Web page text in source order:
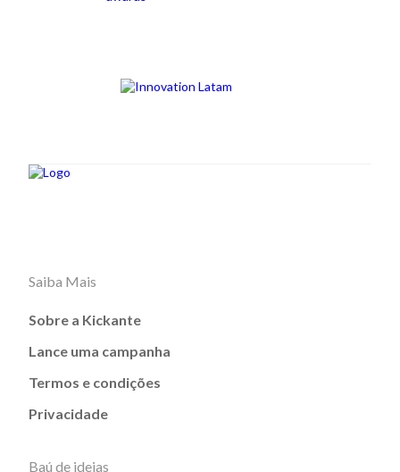
Saiba Mais
Sobre a Kickante
Lance uma campanha
Termos e condições
Privacidade
Baú de ideias